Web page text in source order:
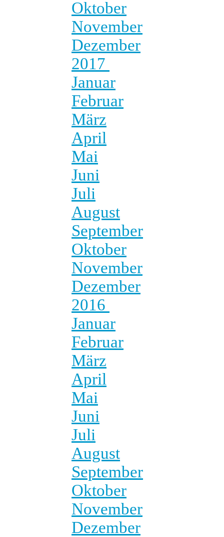
Oktober
November
Dezember
2017
Januar
Februar
März
April
Mai
Juni
Juli
August
September
Oktober
November
Dezember
2016
Januar
Februar
März
April
Mai
Juni
Juli
August
September
Oktober
November
Dezember